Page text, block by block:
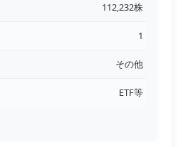
112,232株
1
その他
ETF等